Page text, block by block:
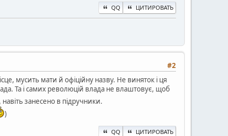
QQ ЦИТИРОВАТЬ
#2
мусить мати й офіційну назву. Не виняток і ця
Та і самих революцій влада не влаштовує, щоб
занесено в підручники.
)
QQ ЦИТИРОВАТЬ